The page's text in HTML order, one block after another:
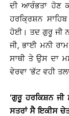
ਦੀ ਆਰੰਭਤਾ ਹੋਣ
ਹਰਕ੍ਰਿਸ਼ਨ
ਹੋਈ। ਤਦ ਗੁਰੂ ਜੀ
ਜੀ, ਭਾਈ ਮਨੀ
ਸਾਥੀ ਤੇ ਉਸ ਦਾ
ਵੇਰਵਾ ‘ਭੱਟ ਵਹੀ
‘ਗੁਰੂ ਹਰਕਿਸ਼ਨ
ਸਤਰਾਂ ਸੈ ਇਕੀਸ